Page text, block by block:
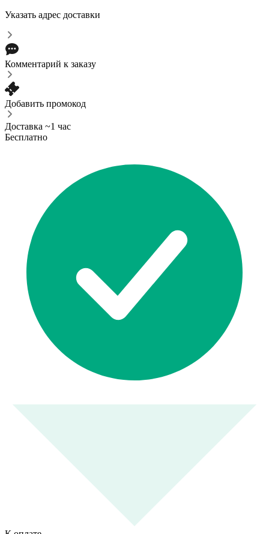
Указать адрес доставки
Комментарий к заказу
Добавить промокод
Доставка ~1 час
Бесплатно